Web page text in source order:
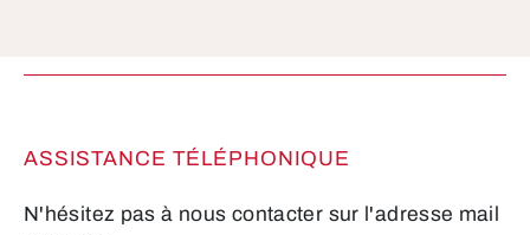
ASSISTANCE TÉLÉPHONIQUE
N'hésitez pas à nous contacter sur l'adresse mail